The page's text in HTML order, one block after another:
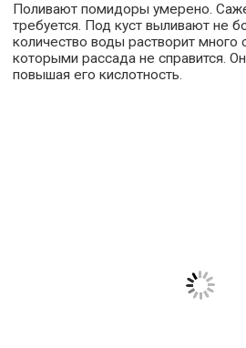
Поливают помидоры умерено.
требуется. Под куст выливают не
количество воды растворит много
которыми рассада не справится.
повышая его кислотность.